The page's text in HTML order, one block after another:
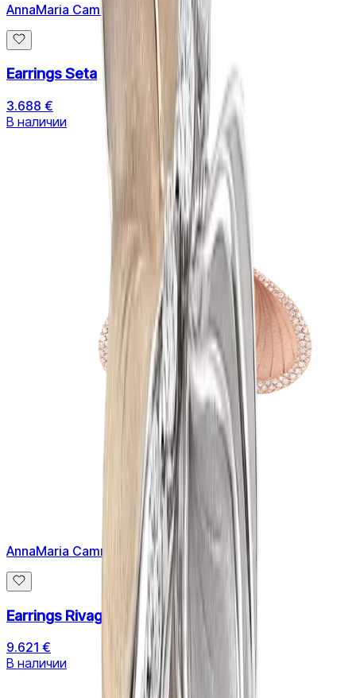
AnnaMaria Cammilli
Earrings Seta
3.688 €
В наличии
AnnaMaria Cammilli
Earrings Rivage
9.621 €
В наличии